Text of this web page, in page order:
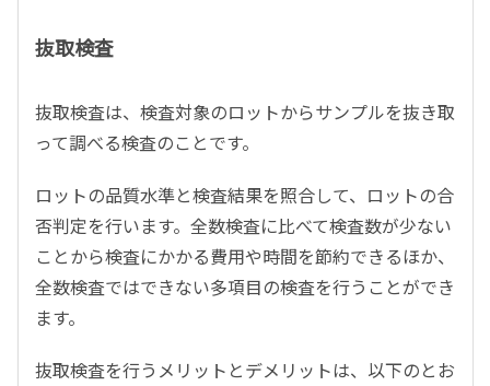
抜取検査
抜取検査は、検査対象のロットからサンプルを抜き取
って調べる検査のことです。
ロットの品質水準と検査結果を照合して、ロットの合
否判定を行います。全数検査に比べて検査数が少ない
ことから検査にかかる費用や時間を節約できるほか、
全数検査ではできない多項目の検査を行うことができ
ます。
抜取検査を行うメリットとデメリットは、以下のとお